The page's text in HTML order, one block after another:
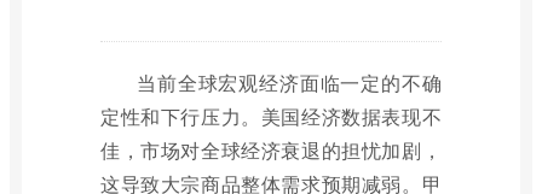
当前全球宏观经济面临一定的不确
定性和下行压力。美国经济数据表现不
佳，市场对全球经济衰退的担忧加剧，
这导致大宗商品整体需求预期减弱。甲